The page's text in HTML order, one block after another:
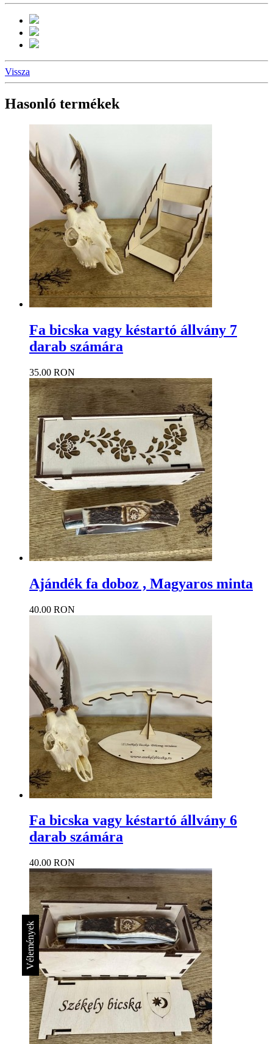
Vissza
Hasonló termékek
Fa bicska vagy késtartó állvány 7
darab számára
35.00 RON
Ajándék fa doboz , Magyaros minta
40.00 RON
Fa bicska vagy késtartó állvány 6
darab számára
40.00 RON
Vélemények